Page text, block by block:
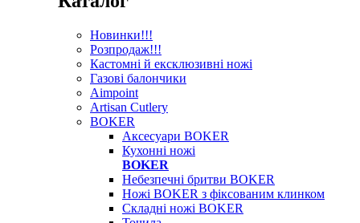
Новинки!!!
Розпродаж!!!
Кастомні й ексклюзивні ножі
Газові балончики
Aimpoint
Artisan Cutlery
BOKER
Аксесуари BOKER
Кухонні ножі
BOKER
Небезпечні бритви BOKER
Ножі BOKER з фіксованим клинком
Складні ножі BOKER